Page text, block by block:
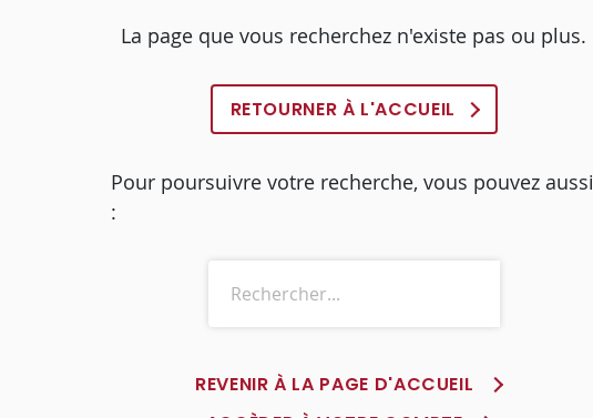
La page que vous recherchez n'existe pas ou plus.
RETOURNER À L'ACCUEIL
Pour poursuivre votre recherche, vous pouvez aussi
:
REVENIR À LA PAGE D'ACCUEIL